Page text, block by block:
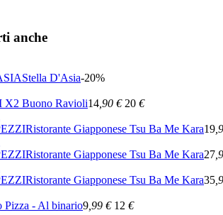
anche
Stella D'Asia-20%
X2 Buono Ravioli14 ,90 € 20 €
Ristorante Giapponese Tsu Ba Me Kara19
Ristorante Giapponese Tsu Ba Me Kara27
Ristorante Giapponese Tsu Ba Me Kara35
Pizza - Al binario9 ,99 € 12 €